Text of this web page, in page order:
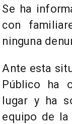
Se ha
con
ninguna
Ante esta
Público ha
lugar y ha
equipo de la